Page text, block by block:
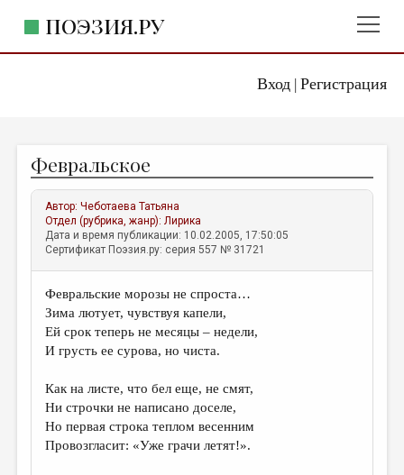
Вход| Регистрация
ПОЭЗИЯ.РУ
ЖАНРЫ
АВТОРЫ
КОММЕНТАРИИ
ЛИТСАЛОН
НОВОСТИ
ПРАВИЛА САЙТА
ИЗБРАННОЕ
ДАЙДЖЕСТ
Февральское
Автор:Чеботаева Татьяна
Отдел (рубрика, жанр):Лирика
Дата и время публикации: 10.02.2005, 17:50:05
Сертификат Поэзия.ру: серия 557 № 31721
Февральские морозы не спроста…
Зима лютует, чувствуя капели,
Ей срок теперь не месяцы – недели,
И грусть ее сурова, но чиста.
Как на листе, что бел еще, не смят,
Ни строчки не написано доселе,
Но первая строка теплом весенним
Провозгласит: «Уже грачи летят!».